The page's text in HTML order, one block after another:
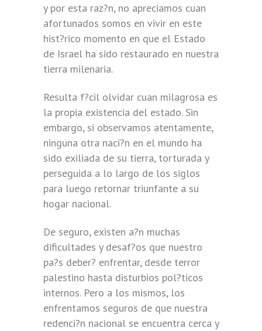
y por esta raz?n, no apreciamos cuan
afortunados somos en vivir en este
hist?rico momento en que el Estado
de Israel ha sido restaurado en nuestra
tierra milenaria.
Resulta f?cil olvidar cuan milagrosa es
la propia existencia del estado. Sin
embargo, si observamos atentamente,
ninguna otra naci?n en el mundo ha
sido exiliada de su tierra, torturada y
perseguida a lo largo de los siglos
para luego retornar triunfante a su
hogar nacional.
De seguro, existen a?n muchas
dificultades y desaf?os que nuestro
pa?s deber? enfrentar, desde terror
palestino hasta disturbios pol?ticos
internos. Pero a los mismos, los
enfrentamos seguros de que nuestra
redenci?n nacional se encuentra cerca y